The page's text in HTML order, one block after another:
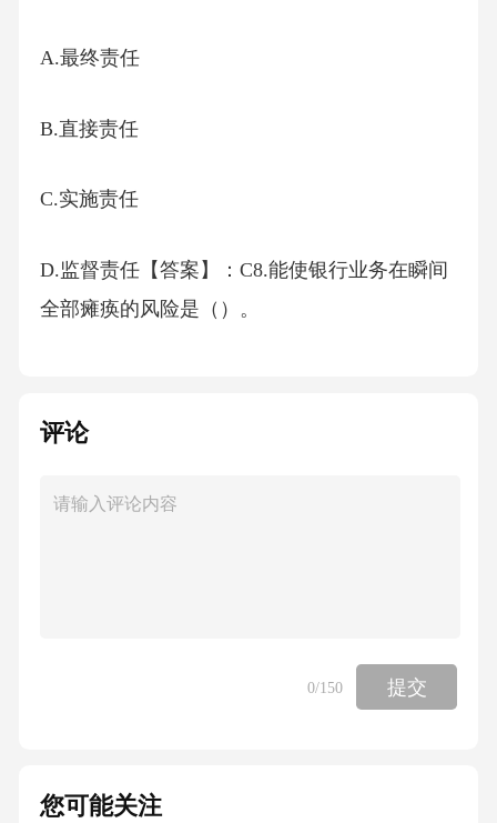
A.最终责任
B.直接责任
C.实施责任
D.监督责任【答案】：C8.能使银行业务在瞬间
全部瘫痪的风险是（）。
B.信息科技风险
A.确认与拟发放贷款同比例的项目资本金足额
B.确认所有的项目资本金先行到位
评论
0/150 提交
您可能关注